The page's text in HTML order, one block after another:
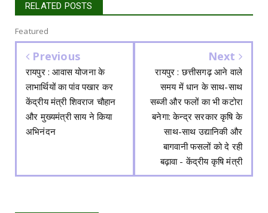
RELATED POSTS
Featured
Previous
रायपुर : आवास योजना के
लाभार्थियों का पांव पखार कर
केंद्रीय मंत्री शिवराज चौहान
और मुख्यमंत्री साय ने किया
अभिनंदन
Next
रायपुर : छत्तीसगढ़ आने वाले
समय में धान के साथ-साथ
सब्जी और फलों का भी कटोरा
बनेगा: केन्द्र सरकार कृषि के
साथ-साथ उद्यानिकी और
बागवानी फसलों को दे रही
बढ़ावा - केंद्रीय कृषि मंत्री